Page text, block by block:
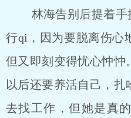
林海告别后提着手
行qi，因为要脱离伤心
但又即刻变得忧心忡忡
以后还要养活自己，扎
去找工作，但她是真